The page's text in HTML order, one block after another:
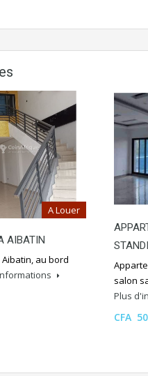
A Louer
AIBATIN
au bord
salon
Plus
CFA